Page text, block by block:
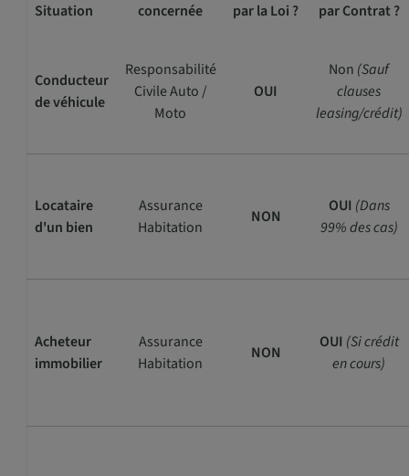
Situation
concernée
par la Loi ?
par Contrat ?
Conducteur
de véhicule
Responsabilité
Civile Auto /
Moto
OUI
Non (Sauf
clauses
leasing/crédit)
Locataire
d'un bien
Assurance
Habitation
NON
OUI (Dans
99% des cas)
Acheteur
immobilier
Assurance
Habitation
NON
OUI (Si crédit
en cours)